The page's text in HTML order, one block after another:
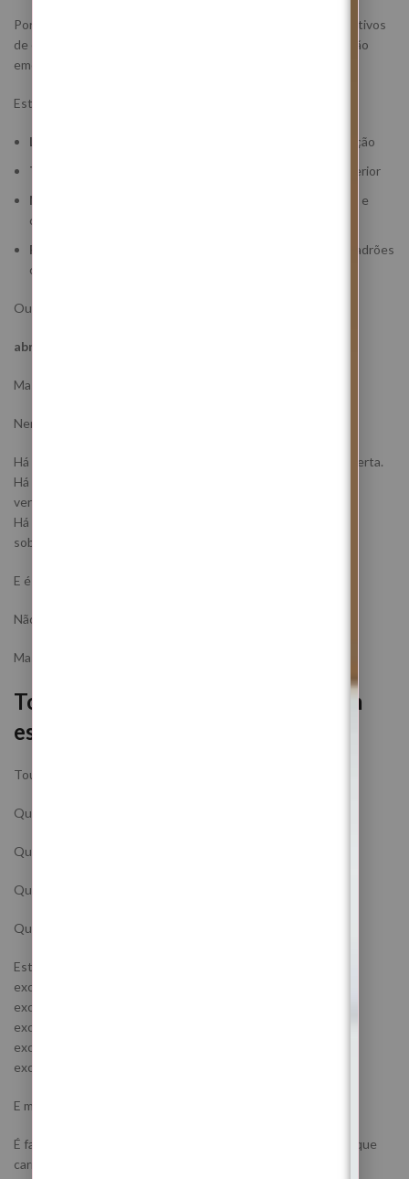
Porque esta energia mexe profundamente com padrões coletivos
de exaustão, excesso de estímulos, cansaço mental, saturação
emocional e perda de conexão interior.
Esta combinação cria uma tensão muito clara entre:
Lua Nova
— recomeço, construção, abertura e reorganização
Touro
— estabilidade, corpo, segurança, matéria e paz interior
Mercúrio em Touro
— consciência mental, desaceleração e
clareza
Plutão retrógrado em Aquário
— revisão profunda de padrões
coletivos, desgaste emocional e excesso mental
Ou seja:
abrandas → percebes → reorganizas → fortaleces
Mas esta Lua Nova traz outra mensagem importante:
Nem tudo o que te cansa vem de fora.
Há pessoas cansadas porque vivem permanentemente em alerta.
Há pessoas bloqueadas porque nunca descansam
verdadeiramente.
Há pessoas sem energia porque vivem sempre em modo
sobrevivência.
E é exatamente aí que este Ritual atua.
Não apenas na prosperidade.
Mas na reconstrução da estabilidade interna.
Touro: prosperidade não é viver em
esforço permanente
Touro não quer pressa.
Quer consistência.
Quer paz.
Quer segurança emocional.
Quer estabilidade.
Esta Lua Nova mostra-te onde continuas a viver em excesso:
excesso de responsabilidade
excesso de preocupação
excesso de desgaste
excesso de controlo
excesso de pressão interna
E muitas vezes o problema nem é falta de capacidade.
É falta de estabilidade emocional para sustentar tudo aquilo que
carregas.